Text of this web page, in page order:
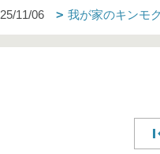
25/11/06 我が家のキンモ